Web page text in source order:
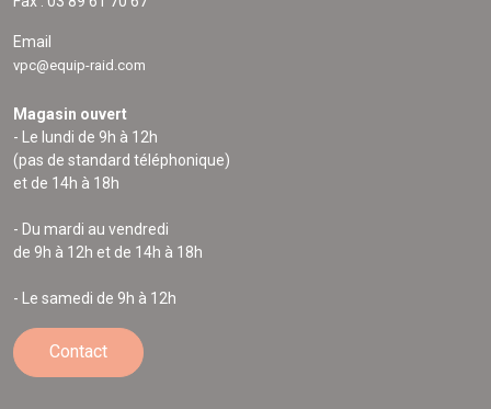
Email
vpc@equip-raid.com
Magasin ouvert
- Le lundi de 9h à 12h
(pas de standard téléphonique)
et de 14h à 18h
- Du mardi au vendredi
de 9h à 12h et de 14h à 18h
- Le samedi de 9h à 12h
Contact